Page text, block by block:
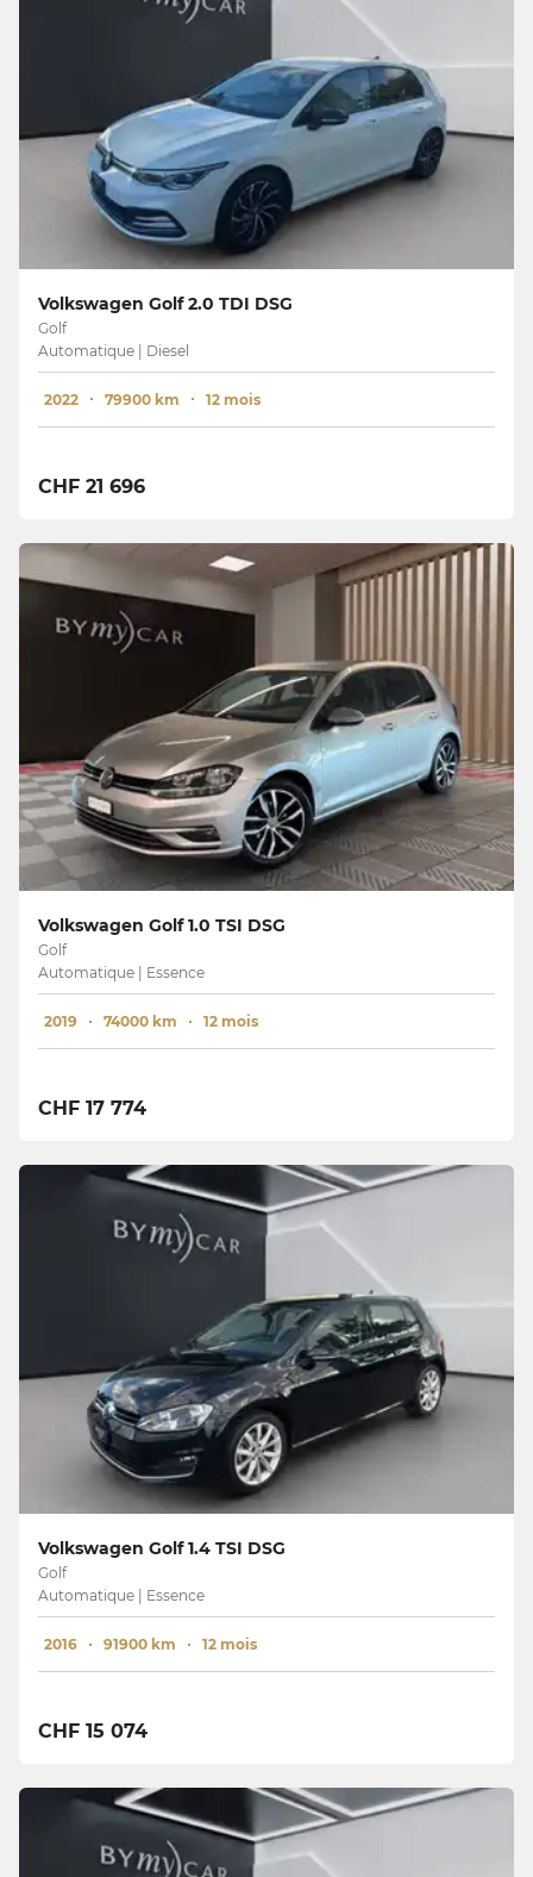
Volkswagen Golf 2.0 TDI DSG
Golf
Automatique | Diesel
2022 79900 km 12 mois
CHF 21 696
Volkswagen Golf 1.0 TSI DSG
Golf
Automatique | Essence
2019 74000 km 12 mois
CHF 17 774
Volkswagen Golf 1.4 TSI DSG
Golf
Automatique | Essence
2016 91900 km 12 mois
CHF 15 074